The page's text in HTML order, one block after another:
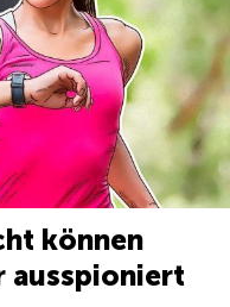
können
ausspioniert